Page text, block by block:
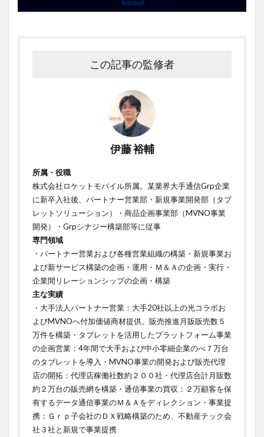
この記事の監修者
伊藤 裕輔
所属・役職
株式会社ロケットモバイル所属。某業界大手通信Grp企業
に新卒入社後、パートナー営業部・新規事業開発部（タブ
レットソリューション）・商品企画事業部（MVNO事業
開発）・Grpシナジー構築部等に従事
専門領域
・パートナー営業および各種営業組織の構築・新規事業お
よび新サービス構築の企画・運用・Ｍ＆Ａの企画・実行・
企業間リレーションシップの企画・構築ㅤㅤㅤㅤㅤㅤㅤㅤ
主な実績
・大手法人パートナー営業：大手20社以上の光コラボお
よびMVNOへ付加価値商材提供。販売推進月販販売数５
万件を構築・タブレットを活用したプラットフォーム事業
の企画営業：4年間で大手および中小零細企業のべ７万台
のタブレットを導入・MVNO事業の開発および販売代理
店の開拓：代理店稼働社数約２００社・代理店合計月販数
約２万台の販売網を構築・通信事業の買収：２万顧客を保
有するデータ通信事業のＭ＆Ａをディレクション・事業提
携：Ｇｒｐ子会社のＤＸ戦略構築のため、不動産テック会
社３社と新規で事業提携